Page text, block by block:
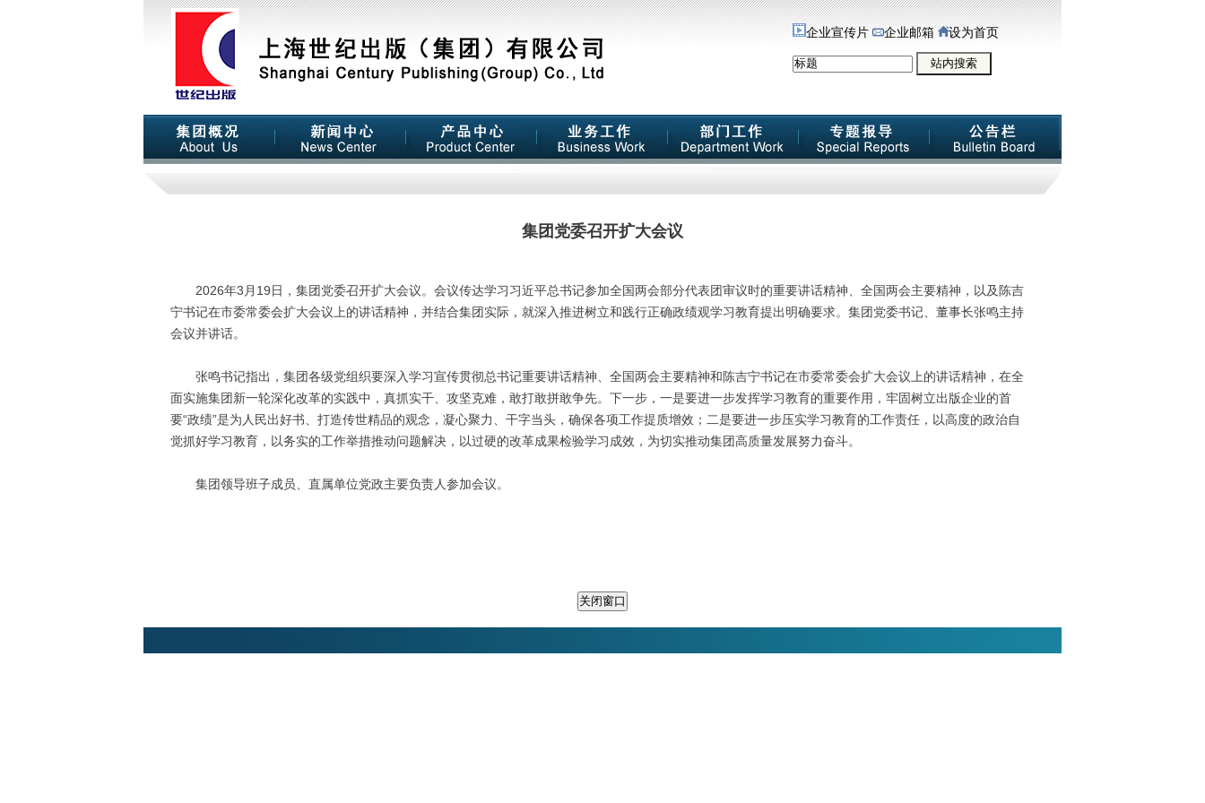
企业宣传片 企业邮箱 设为首页
集团党委召开扩大会议
2026年3月19日，集团党委召开扩大会议。会议传达学习习近平总书记参加全国两会部分代表团审议时的重要讲话精神、全国两会主要精神，以及陈吉
宁书记在市委常委会扩大会议上的讲话精神，并结合集团实际，就深入推进树立和践行正确政绩观学习教育提出明确要求。集团党委书记、董事长张鸣主持
会议并讲话。
张鸣书记指出，集团各级党组织要深入学习宣传贯彻总书记重要讲话精神、全国两会主要精神和陈吉宁书记在市委常委会扩大会议上的讲话精神，在全
面实施集团新一轮深化改革的实践中，真抓实干、攻坚克难，敢打敢拼敢争先。下一步，一是要进一步发挥学习教育的重要作用，牢固树立出版企业的首
要“政绩”是为人民出好书、打造传世精品的观念，凝心聚力、干字当头，确保各项工作提质增效；二是要进一步压实学习教育的工作责任，以高度的政治自
觉抓好学习教育，以务实的工作举措推动问题解决，以过硬的改革成果检验学习成效，为切实推动集团高质量发展努力奋斗。
集团领导班子成员、直属单位党政主要负责人参加会议。